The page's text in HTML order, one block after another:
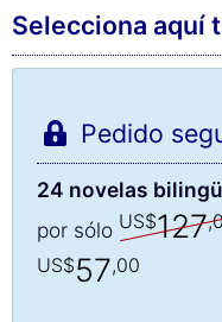
Selecciona aquí
Pedido
24 novelas
por sólo US$127
US$57,00